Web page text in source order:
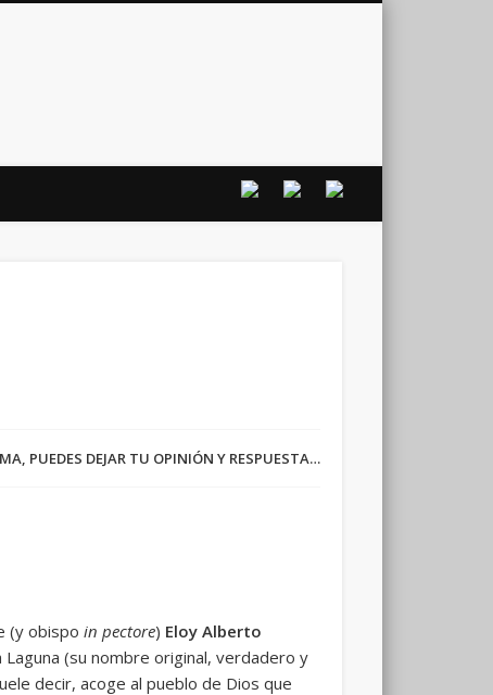
PUEDES DEJAR TU OPINIÓN Y RESPUESTA…
(y obispo in pectore) Eloy Alberto
(su nombre original, verdadero y
decir, acoge al pueblo de Dios que